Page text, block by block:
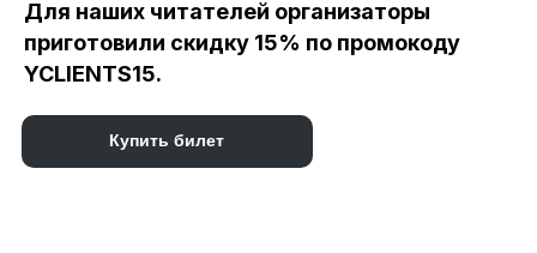
Для наших читателей организаторы
приготовили скидку 15% по промокоду
YCLIENTS15.
Купить билет